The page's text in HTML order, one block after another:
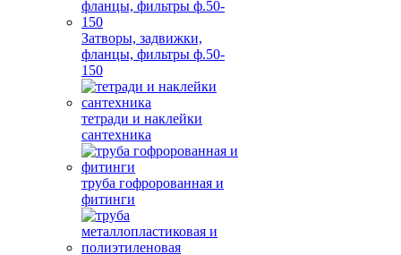
Затворы, задвижки,
фланцы, фильтры ф.50-
150
тетради и наклейки
сантехника
труба гофророванная и
фитинги